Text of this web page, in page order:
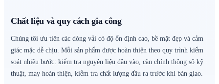
Chất liệu và quy cách gia công
Chúng tôi ưu tiên các dòng vải có độ ổn định cao, bề mặt đẹp và cảm
giác mặc dễ chịu. Mỗi sản phẩm được hoàn thiện theo quy trình kiểm
soát nhiều bước: kiểm tra nguyên liệu đầu vào, căn chỉnh thông số kỹ
thuật, may hoàn thiện, kiểm tra chất lượng đầu ra trước khi bàn giao.